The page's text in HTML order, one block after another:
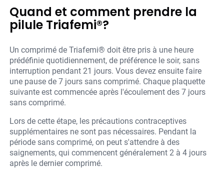
Quand et comment prendre la
pilule Triafemi®?
Un comprimé de Triafemi® doit être pris à une heure
prédéfinie quotidiennement, de préférence le soir, sans
interruption pendant 21 jours. Vous devez ensuite faire
une pause de 7 jours sans comprimé. Chaque plaquette
suivante est commencée après l'écoulement des 7 jours
sans comprimé.
Lors de cette étape, les précautions contraceptives
supplémentaires ne sont pas nécessaires. Pendant la
période sans comprimé, on peut s'attendre à des
saignements, qui commencent généralement 2 à 4 jours
après le dernier comprimé.